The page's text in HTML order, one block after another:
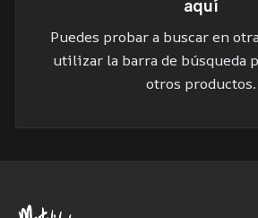
aquí
Puedes probar a buscar en
utilizar la barra de búsqueda
otros productos.